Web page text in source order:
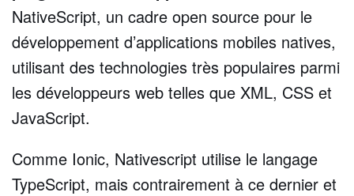
NativeScript, un cadre open source pour le
développement d’applications mobiles natives,
utilisant des technologies très populaires parmi
les développeurs web telles que XML, CSS et
JavaScript.
Comme Ionic, Nativescript utilise le langage
TypeScript, mais contrairement à ce dernier et